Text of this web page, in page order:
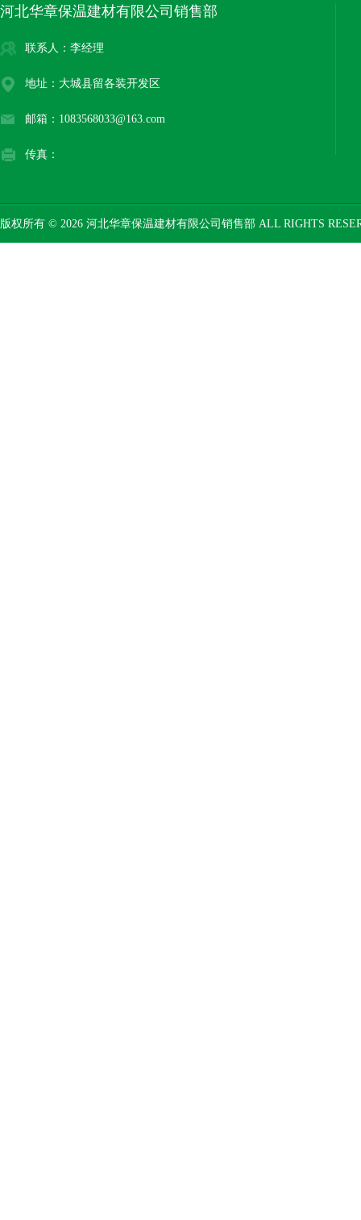
河北华章保温建材有限公司销售部
联系人：李经理
地址：大城县留各装开发区
邮箱：1083568033@163.com
传真：
版权所有 © 2026 河北华章保温建材有限公司销售部 ALL RIGHTS